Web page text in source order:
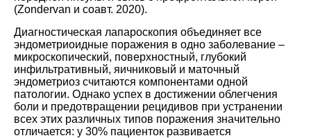
(Zondervan и соавт. 2020).
Диагностическая лапароскопия объединяет все
эндометриоидные поражения в одно заболевание –
микроскопический, поверхностный, глубокий
инфильтративный, яичниковый и маточный
эндометриоз считаются компонентами одной
патологии. Однако успех в достижении облегчения
боли и предотвращении рецидивов при устранении
всех этих различных типов поражения значительно
отличается: у 30% пациенток развивается